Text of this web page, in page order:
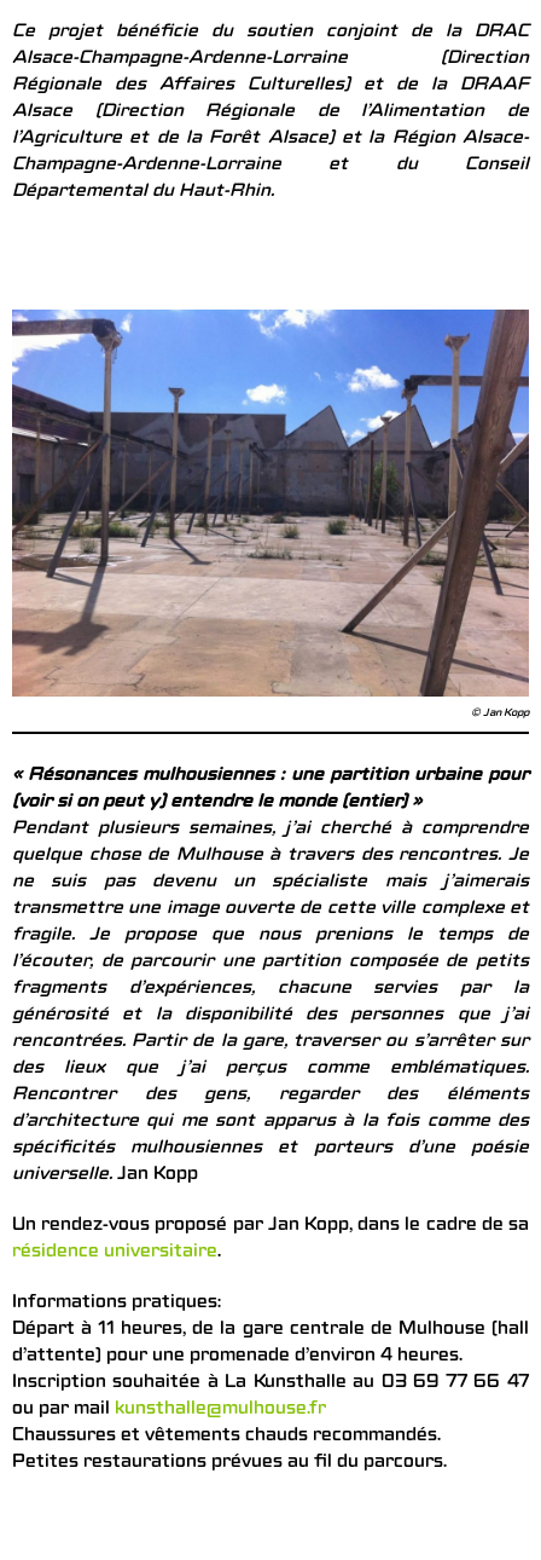
Ce projet bénéficie du soutien conjoint de la DRAC
Alsace-Champagne-Ardenne-Lorraine (Direction
Régionale des Affaires Culturelles) et de la DRAAF
Alsace (Direction Régionale de l’Alimentation de
l’Agriculture et de la Forêt Alsace) et la Région Alsace-
Champagne-Ardenne-Lorraine et du Conseil
Départemental du Haut-Rhin.
© Jan Kopp
« Résonances mulhousiennes : une partition urbaine pour
(voir si on peut y) entendre le monde (entier) »
Pendant plusieurs semaines, j’ai cherché à comprendre
quelque chose de Mulhouse à travers des rencontres. Je
ne suis pas devenu un spécialiste mais j’aimerais
transmettre une image ouverte de cette ville complexe et
fragile. Je propose que nous prenions le temps de
l’écouter, de parcourir une partition composée de petits
fragments d’expériences, chacune servies par la
générosité et la disponibilité des personnes que j’ai
rencontrées. Partir de la gare, traverser ou s’arrêter sur
des lieux que j’ai perçus comme emblématiques.
Rencontrer des gens, regarder des éléments
d’architecture qui me sont apparus à la fois comme des
spécificités mulhousiennes et porteurs d’une poésie
universelle. Jan Kopp
Un rendez-vous proposé par Jan Kopp, dans le cadre de sa
résidence universitaire.
Informations pratiques:
Départ à 11 heures, de la gare centrale de Mulhouse (hall
d’attente) pour une promenade d’environ 4 heures.
Inscription souhaitée à La Kunsthalle au 03 69 77 66 47
ou par mail kunsthalle@mulhouse.fr
Chaussures et vêtements chauds recommandés.
Petites restaurations prévues au fil du parcours.